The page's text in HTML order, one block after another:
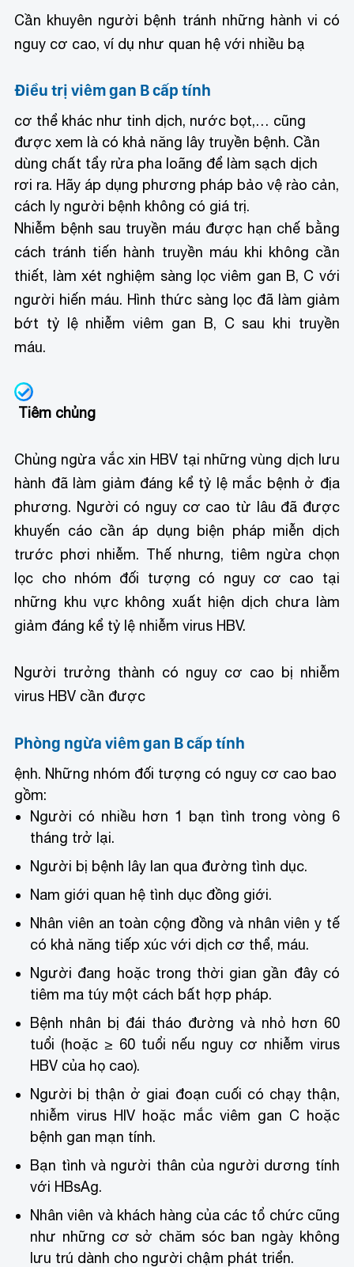
Cần khuyên người bệnh tránh những hành vi có
nguy cơ cao, ví dụ như quan hệ với nhiều bạ
Điều trị viêm gan B cấp tính
cơ thể khác như tinh dịch, nước bọt,… cũng
được xem là có khả năng lây truyền bệnh. Cần
dùng chất tẩy rửa pha loãng để làm sạch dịch
rơi ra. Hãy áp dụng phương pháp bảo vệ rào cản,
cách ly người bệnh không có giá trị.
Nhiễm bệnh sau truyền máu được hạn chế bằng
cách tránh tiến hành truyền máu khi không cần
thiết, làm xét nghiệm sàng lọc viêm gan B, C với
người hiến máu. Hình thức sàng lọc đã làm giảm
bớt tỷ lệ nhiễm viêm gan B, C sau khi truyền
máu.
Tiêm chủng
Chủng ngừa vắc xin HBV tại những vùng dịch lưu
hành đã làm giảm đáng kể tỷ lệ mắc bệnh ở địa
phương. Người có nguy cơ cao từ lâu đã được
khuyến cáo cần áp dụng biện pháp miễn dịch
trước phơi nhiễm. Thế nhưng, tiêm ngừa chọn
lọc cho nhóm đối tượng có nguy cơ cao tại
những khu vực không xuất hiện dịch chưa làm
giảm đáng kể tỷ lệ nhiễm virus HBV.
Người trưởng thành có nguy cơ cao bị nhiễm
virus HBV cần được
Phòng ngừa viêm gan B cấp tính
ệnh. Những nhóm đối tượng có nguy cơ cao bao
gồm:
Người có nhiều hơn 1 bạn tình trong vòng 6
tháng trở lại.
Người bị bệnh lây lan qua đường tình dục.
Nam giới quan hệ tình dục đồng giới.
Nhân viên an toàn cộng đồng và nhân viên y tế
có khả năng tiếp xúc với dịch cơ thể, máu.
Người đang hoặc trong thời gian gần đây có
tiêm ma túy một cách bất hợp pháp.
Bệnh nhân bị đái tháo đường và nhỏ hơn 60
tuổi (hoặc ≥ 60 tuổi nếu nguy cơ nhiễm virus
HBV của họ cao).
Người bị thận ở giai đoạn cuối có chạy thận,
nhiễm virus HIV hoặc mắc viêm gan C hoặc
bệnh gan mạn tính.
Bạn tình và người thân của người dương tính
với HBsAg.
Nhân viên và khách hàng của các tổ chức cũng
như những cơ sở chăm sóc ban ngày không
lưu trú dành cho người chậm phát triển.